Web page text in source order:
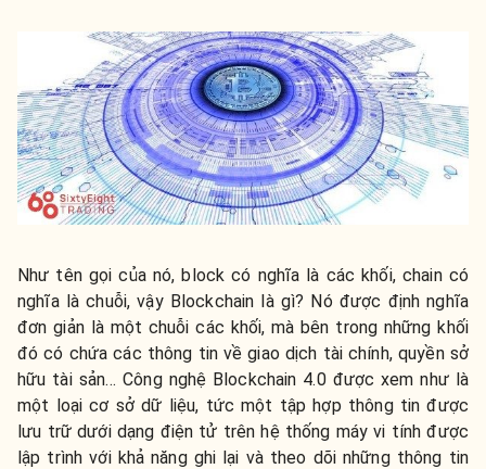
Như tên gọi của nó, block có nghĩa là các khối, chain có
nghĩa là chuỗi, vậy Blockchain là gì? Nó được định nghĩa
đơn giản là một chuỗi các khối, mà bên trong những khối
đó có chứa các thông tin về giao dịch tài chính, quyền sở
hữu tài sản… Công nghệ Blockchain 4.0 được xem như là
một loại cơ sở dữ liệu, tức một tập hợp thông tin được
lưu trữ dưới dạng điện tử trên hệ thống máy vi tính được
lập trình với khả năng ghi lại và theo dõi những thông tin